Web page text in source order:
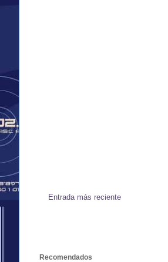
Entrada más reciente
Recomendados